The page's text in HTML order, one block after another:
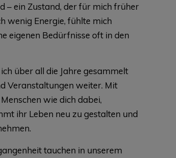
– ein Zustand, der für mich früher
wenig Energie, fühlte mich
eigenen Bedürfnisse oft in den
über all die Jahre gesammelt
Veranstaltungen weiter. Mit
wie dich dabei,
ihr Leben neu zu gestalten und
tauchen in unserem